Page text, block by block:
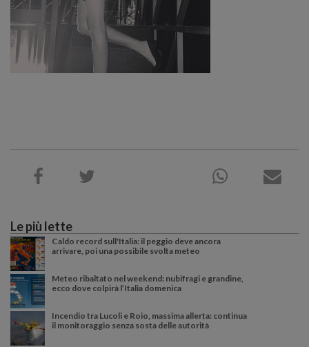
Le più lette
Caldo record sull'Italia: il peggio deve ancora
arrivare, poi una possibile svolta meteo
Meteo ribaltato nel weekend: nubifragi e grandine,
ecco dove colpirà l’Italia domenica
Incendio tra Lucoli e Roio, massima allerta: continua
il monitoraggio senza sosta delle autorità